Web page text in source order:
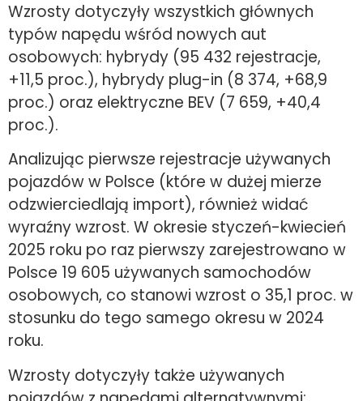
Wzrosty dotyczyły wszystkich głównych
typów napędu wśród nowych aut
osobowych: hybrydy (95 432 rejestracje,
+11,5 proc.), hybrydy plug-in (8 374, +68,9
proc.) oraz elektryczne BEV (7 659, +40,4
proc.).
Analizując pierwsze rejestracje używanych
pojazdów w Polsce (które w dużej mierze
odzwierciedlają import), również widać
wyraźny wzrost. W okresie styczeń-kwiecień
2025 roku po raz pierwszy zarejestrowano w
Polsce 19 605 używanych samochodów
osobowych, co stanowi wzrost o 35,1 proc. w
stosunku do tego samego okresu w 2024
roku.
Wzrosty dotyczyły także używanych